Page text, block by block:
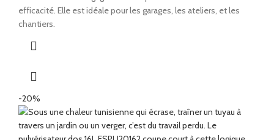
efficacité. Elle est idéale pour les garages, les ateliers, et les
chantiers.
-20%